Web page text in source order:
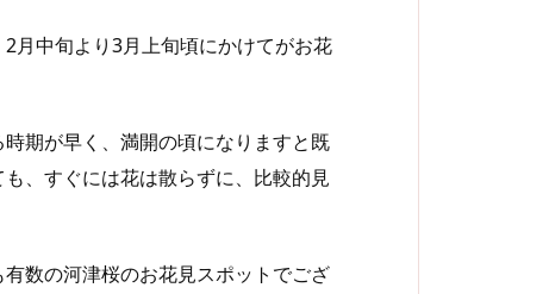
月中旬より3月上旬頃にかけてがお花
期が早く、満開の頃になりますと既
、すぐには花は散らずに、比較的見
数の河津桜のお花見スポットでござ